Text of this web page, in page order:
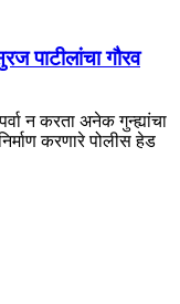
पाटीलांचा गौरव
न करता अनेक गुन्ह्यांचा
करणारे पोलीस हेड